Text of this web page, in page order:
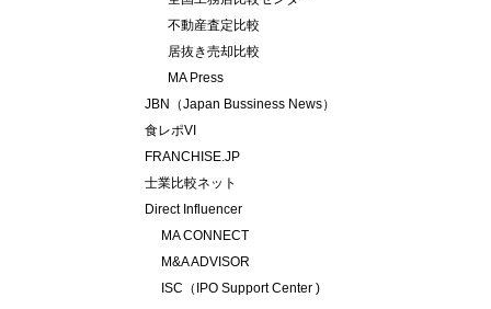
不動産査定比較
居抜き売却比較
MA Press
JBN（Japan Bussiness News）
食レポVI
FRANCHISE.JP
士業比較ネット
Direct Influencer
MA CONNECT
M&A ADVISOR
ISC（IPO Support Center )